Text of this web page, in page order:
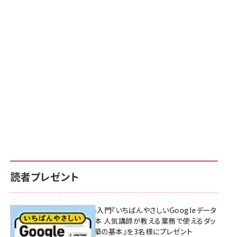
読者プレゼント
無料BIツール入門『いちばんやさしいGoogleデータ
ポータルの教本 人気講師が教える業務で使えるダッ
シュボード構築の基本』を3名様にプレゼント